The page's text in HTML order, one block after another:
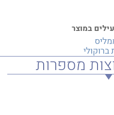
במוצר
מספרות